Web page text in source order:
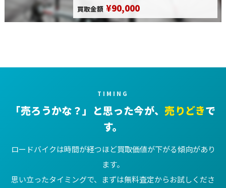
買取金額 ¥90,000
TIMING
「売ろうかな？」と思った今が、 売りどきで
す。
ロードバイクは時間が経つほど買取価値が下がる傾向があり
ます。
思い立ったタイミングで、まずは無料査定からお試しくださ